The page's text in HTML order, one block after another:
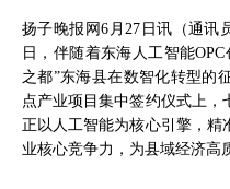
扬子晚报网6月27日讯（通讯
日，伴随着东海人工智能
之都”东海县在数智化转型的
点产业项目集中签约仪式上
正以人工智能为核心引擎，精
业核心竞争力，为县域经济高